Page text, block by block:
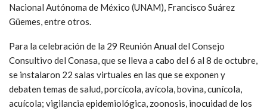
Nacional Autónoma de México (UNAM), Francisco Suárez
Güemes, entre otros.
Para la celebración de la 29 Reunión Anual del Consejo
Consultivo del Conasa, que se lleva a cabo del 6 al 8 de octubre,
se instalaron 22 salas virtuales en las que se exponen y
debaten temas de salud, porcícola, avícola, bovina, cunícola,
acuícola; vigilancia epidemiológica, zoonosis, inocuidad de los